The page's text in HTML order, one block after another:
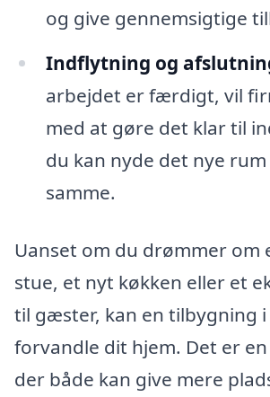
og give gennemsigtige
Indflytning og
arbejdet er færdigt, vil
med at gøre det klar til
du kan nyde det nye
samme.
Uanset om du drømmer om
stue, et nyt køkken eller et
til gæster, kan en tilbygning
forvandle dit hjem. Det er
der både kan give mere